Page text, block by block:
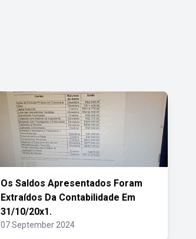
Os Saldos Apresentados Foram
Extraídos Da Contabilidade Em
31/10/20x1.
07 September 2024